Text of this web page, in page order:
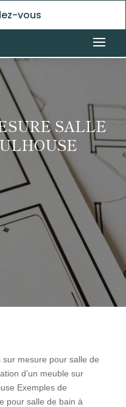
vous
SALLE
mesure pour salle de
d’un meuble sur
Exemples de
pour salle de bain à